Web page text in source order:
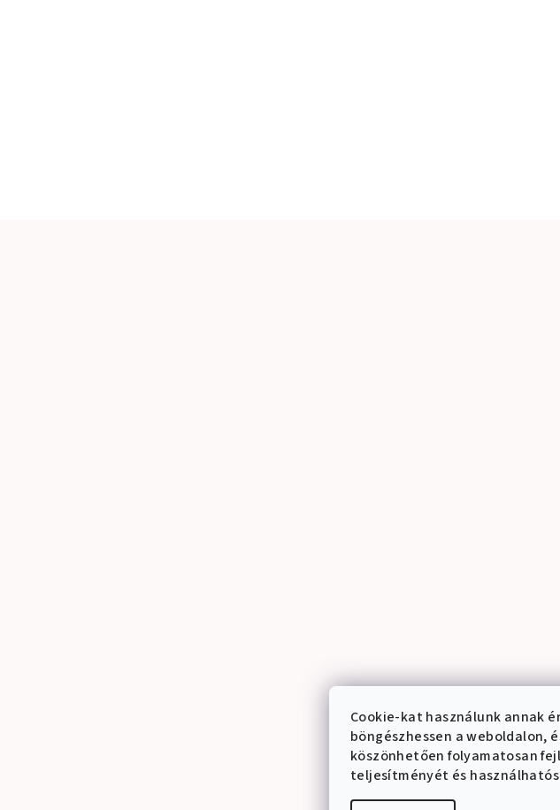
Cookie-kat használunk annak
böngészhessen a weboldalon,
köszönhetően folyamatosan
teljesítményét és